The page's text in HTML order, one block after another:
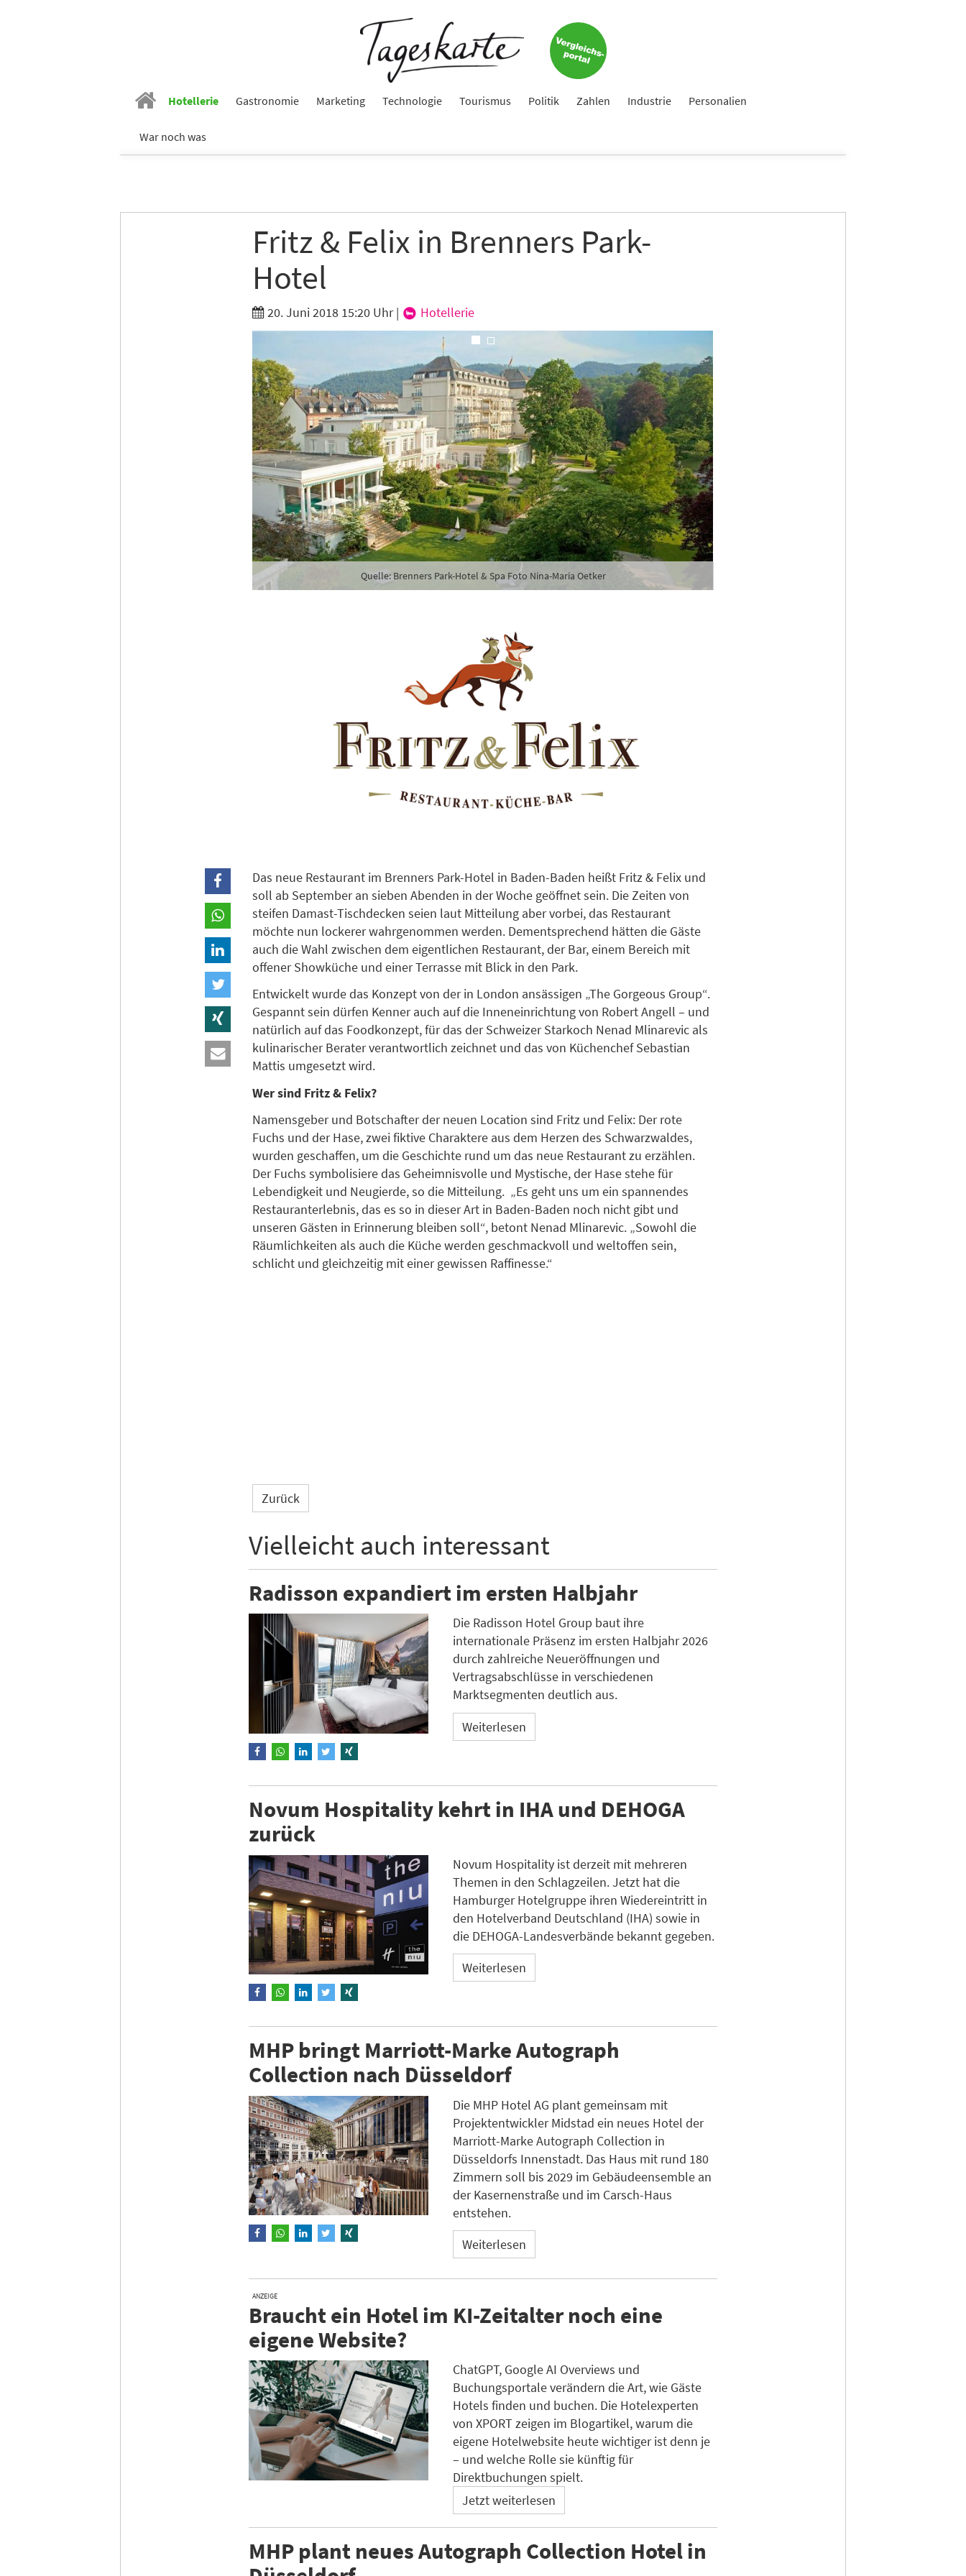
Hotellerie Gastronomie Marketing Technologie Tourismus Politik Zahlen Industrie Personalien
War noch was
Fritz & Felix in Brenners Park-
Hotel
20. Juni 2018 15:20 Uhr| Hotellerie
Quelle: Brenners Park-Hotel & Spa Foto Nina-Maria Oetker
Vorheriges Nächstes
Das neue Restaurant im Brenners Park-Hotel in Baden-Baden heißt Fritz & Felix und
soll ab September an sieben Abenden in der Woche geöffnet sein. Die Zeiten von
steifen Damast-Tischdecken seien laut Mitteilung aber vorbei, das Restaurant
möchte nun lockerer wahrgenommen werden. Dementsprechend hätten die Gäste
auch die Wahl zwischen dem eigentlichen Restaurant, der Bar, einem Bereich mit
offener Showküche und einer Terrasse mit Blick in den Park.
Entwickelt wurde das Konzept von der in London ansässigen „The Gorgeous Group“.
Gespannt sein dürfen Kenner auch auf die Inneneinrichtung von Robert Angell – und
natürlich auf das Foodkonzept, für das der Schweizer Starkoch Nenad Mlinarevic als
kulinarischer Berater verantwortlich zeichnet und das von Küchenchef Sebastian
Mattis umgesetzt wird.
Wer sind Fritz & Felix?
Namensgeber und Botschafter der neuen Location sind Fritz und Felix: Der rote
Fuchs und der Hase, zwei fiktive Charaktere aus dem Herzen des Schwarzwaldes,
wurden geschaffen, um die Geschichte rund um das neue Restaurant zu erzählen.
Der Fuchs symbolisiere das Geheimnisvolle und Mystische, der Hase stehe für
Lebendigkeit und Neugierde, so die Mitteilung. „Es geht uns um ein spannendes
Restauranterlebnis, das es so in dieser Art in Baden-Baden noch nicht gibt und
unseren Gästen in Erinnerung bleiben soll“, betont Nenad Mlinarevic. „Sowohl die
Räumlichkeiten als auch die Küche werden geschmackvoll und weltoffen sein,
schlicht und gleichzeitig mit einer gewissen Raffinesse.“
Zurück
Vielleicht auch interessant
Radisson expandiert im ersten Halbjahr
Die Radisson Hotel Group baut ihre
internationale Präsenz im ersten Halbjahr 2026
durch zahlreiche Neueröffnungen und
Vertragsabschlüsse in verschiedenen
Marktsegmenten deutlich aus.
Weiterlesen
Novum Hospitality kehrt in IHA und DEHOGA
zurück
Novum Hospitality ist derzeit mit mehreren
Themen in den Schlagzeilen. Jetzt hat die
Hamburger Hotelgruppe ihren Wiedereintritt in
den Hotelverband Deutschland (IHA) sowie in
die DEHOGA-Landesverbände bekannt gegeben.
Weiterlesen
MHP bringt Marriott-Marke Autograph
Collection nach Düsseldorf
Die MHP Hotel AG plant gemeinsam mit
Projektentwickler Midstad ein neues Hotel der
Marriott-Marke Autograph Collection in
Düsseldorfs Innenstadt. Das Haus mit rund 180
Zimmern soll bis 2029 im Gebäudeensemble an
der Kasernenstraße und im Carsch-Haus
entstehen.
Weiterlesen
ANZEIGE
Braucht ein Hotel im KI-Zeitalter noch eine
eigene Website?
ChatGPT, Google AI Overviews und
Buchungsportale verändern die Art, wie Gäste
Hotels finden und buchen. Die Hotelexperten
von XPORT zeigen im Blogartikel, warum die
eigene Hotelwebsite heute wichtiger ist denn je
– und welche Rolle sie künftig für
Direktbuchungen spielt.
Jetzt weiterlesen
MHP plant neues Autograph Collection Hotel in